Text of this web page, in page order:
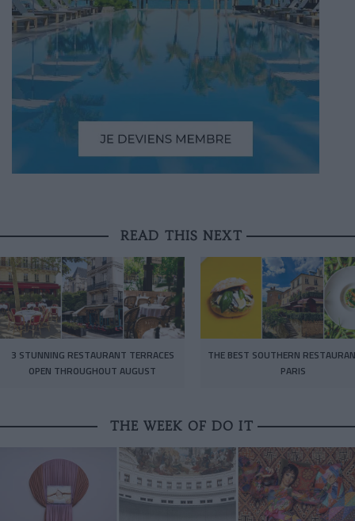
READ THIS NEXT
3 STUNNING RESTAURANT TERRACES
OPEN THROUGHOUT AUGUST
THE BEST SOUTHERN
PARIS
THE WEEK OF DO IT